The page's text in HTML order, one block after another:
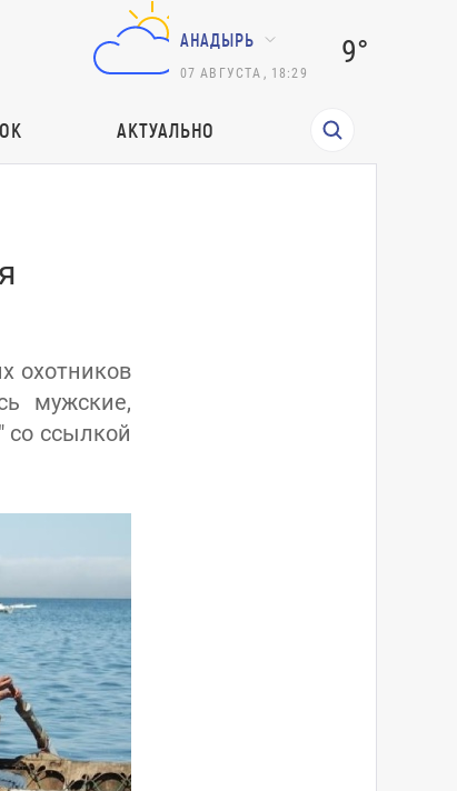
АНАДЫРЬ
07 АВГУСТА 18:29
9°
АКТУАЛЬНО
охотников
мужские,
ссылкой